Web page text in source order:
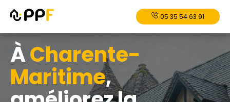
05 35 54 63 91
ÀCharente-
Maritime,